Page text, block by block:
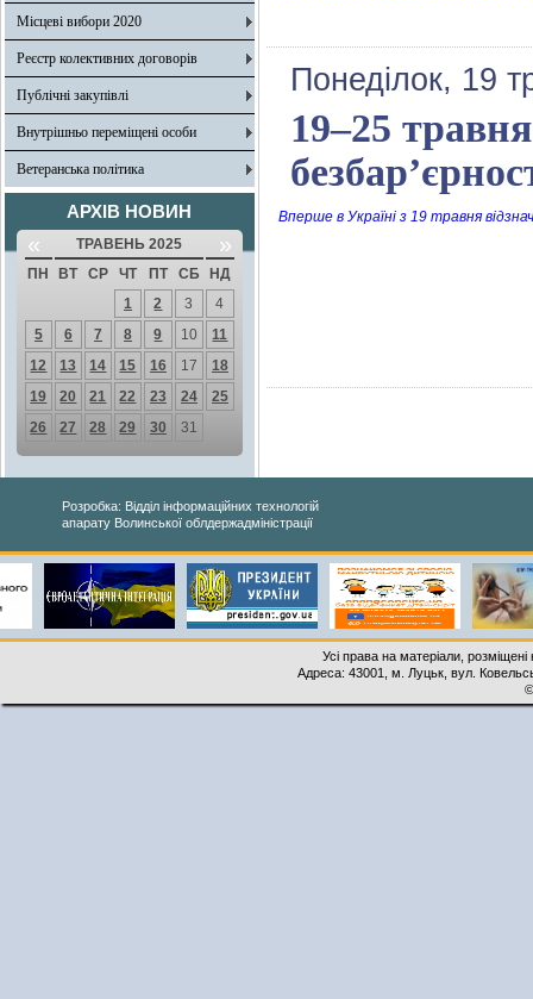
Місцеві вибори 2020
Реєстр колективних договорів
Публічні закупівлі
Внутрішньо переміщені особи
Ветеранська політика
АРХІВ НОВИН
« ТРАВЕНЬ 2025 »
ПН ВТ СР ЧТ ПТ СБ
НД
1
2 3
4
5
6 7 8 9 10
11
12
13 14 15 16 17
18
19
20 21 22 23 24
25
26
27 28 29 30 31
Понеділок, 19
19–25
Вперше в Україні з 19 травня
Розробка: Відділ інформаційних технологій
апарату Волинської облдержадміністрації
Усі права на матеріали,
Адреса: 43001, м. Луцьк, вул.